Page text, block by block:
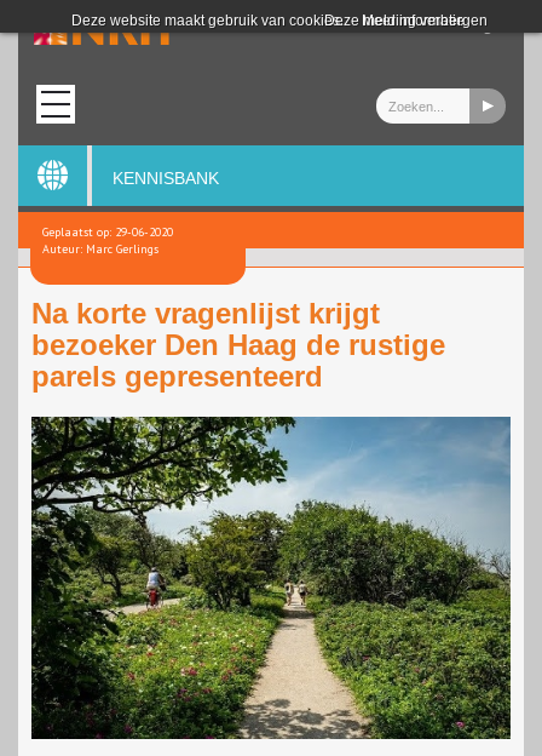
Deze website maakt gebruik van cookies. Meer informatie
Deze melding verbergen
Login
KENNISBANK
Geplaatst op: 29-06-2020
Auteur: Marc Gerlings
Na korte vragenlijst krijgt
bezoeker Den Haag de rustige
parels gepresenteerd